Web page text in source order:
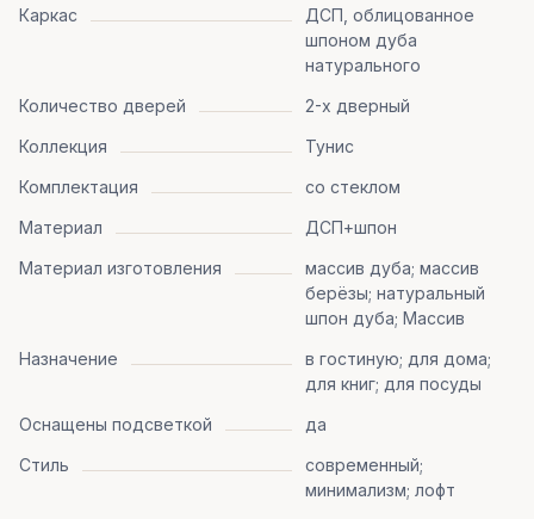
Каркас
ДСП, облицованное
шпоном дуба
натурального
Количество дверей
2-х дверный
Коллекция
Тунис
Комплектация
со стеклом
Материал
ДСП+шпон
Материал изготовления
массив дуба; массив
берёзы; натуральный
шпон дуба; Массив
Назначение
в гостиную; для дома;
для книг; для посуды
Оснащены подсветкой
да
Стиль
современный;
минимализм; лофт